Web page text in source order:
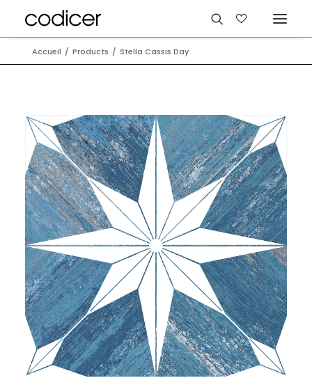
Langues
Accueil Products Stella Cassis Day